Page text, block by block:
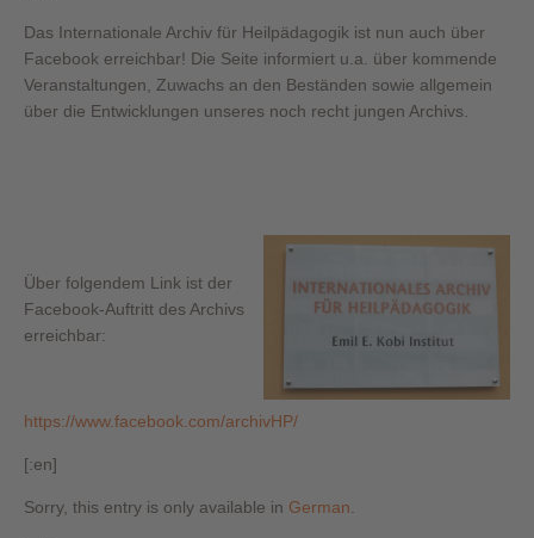
Das Internationale Archiv für Heilpädagogik ist nun auch über
Facebook erreichbar! Die Seite informiert u.a. über kommende
Veranstaltungen, Zuwachs an den Beständen sowie allgemein
über die Entwicklungen unseres noch recht jungen Archivs.
Über folgendem Link ist der
Facebook-Auftritt des Archivs
erreichbar:
https://www.facebook.com/archivHP/
[:en]
Sorry, this entry is only available in German